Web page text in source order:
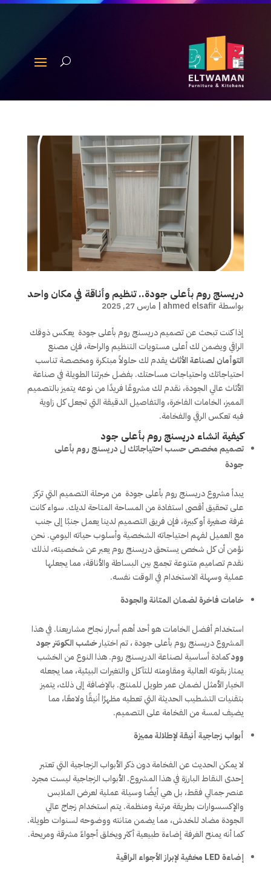
دريسنج روم بأعلى جودة.. تنظيم وأناقة في مكان واحد
بواسطة ahmed elsafir
| مارس 27, 2025
إذا كنت تبحث عن تصميم دريسنج روم بأعلى جودة يعكس ذوقك
الراقي ويضمن لك أعلى مستويات التنظيم والراحة، فإن مصنع
التوأمان لصناعة الأثاثيقدم لك حلولاً مبتكرة ومخصصة تناسب
احتياجاتك واحتياجات مساحتك. بفضل خبرتنا الطويلة في صناعة
الأثاث عالي الجودة، نقدم لك مشروعًا فريدًا من نوعه يتميز بالتصميم
المميز، الخامات الفاخرة، والتفاصيل الدقيقة التي تجعل كل زاوية
فيه تعكس الرقي والفخامة.
كيفية انشاء دريسنج روم بأعلى جود
تصميم مخصص حسب احتياجاتك ل دريسنج روم بأعلى
جودة
يبدأ مشروع دريسنج روم بأعلى جودة من مرحلة التصميم التي تركز
على تحقيق أقصى استفادة من المساحة المتاحة لديك. سواء كانت
غرفة صغيرة أو كبيرة، فإن فريق التصميم لدينا يعمل جنبًا إلى جنب
مع العميل لفهم احتياجاته الشخصية وأسلوب حياته اليومي. نحن
نؤمن أن كل شخص يستحق دريسنج روم يعبر عن شخصيته، لذلك
نقدم تصاميم متنوعة تجمع بين البساطة والأناقة، مما يجعلها
عملية وسهلة الاستخدام في الوقت نفسه.
خامات فاخرة لضمان المتانة والجودة
استخدام أفضل الخامات هو أحد أهم أسرار نجاح مشاريعنا. في هذا
المشروع دريسنج روم بأعلى جودة ، تم اختيارخشب الكونتر جود
وودكمادة أساسية لصناعة الدريسنج روم. هذا النوع من الخشب
يمتاز بقوته العالية ومقاومته للتآكل والتغيرات البيئية، مما يجعله
الخيار الأمثل لضمان عمر طويل للمنتج. بالإضافة إلى ذلك، يتميز
بتقنيات التشطيب الحديثة التي تعطيه مظهرًا أنيقًا ولامعًا، مما
يضيف لمسة من الفخامة على التصميم.
أبواب زجاجية أنيقة لإطلالة مميزة
لا يمكن الحديث عن الفخامة دون ذكر الأبواب الزجاجية التي تعتبر
إحدى النقاط البارزة في هذا المشروع. الأبواب الزجاجية ليست مجرد
عنصر جمالي فقط، بل هي أيضًا وسيلة عملية لعرض الملابس
والإكسسوارات بطريقة مرتبة ومنظمة. يتم استخدام زجاج عالي
الجودة مضاد للخدش، مما يضمن متانته ووضوحه لسنوات طويلة.
كما أنه يمنح الغرفة إضاءة طبيعية أكثر ويخلق أجواءً مشرقة ومريحة.
إضاءة LED مخفية لإبراز الأجواء الراقية